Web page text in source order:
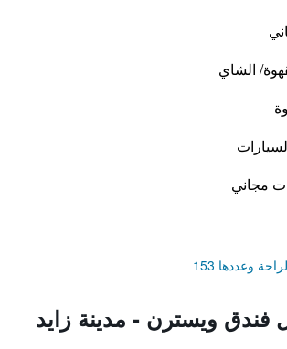
الشاي
مجاني
وعددها 153
فندق ويسترن - مدينة زايد